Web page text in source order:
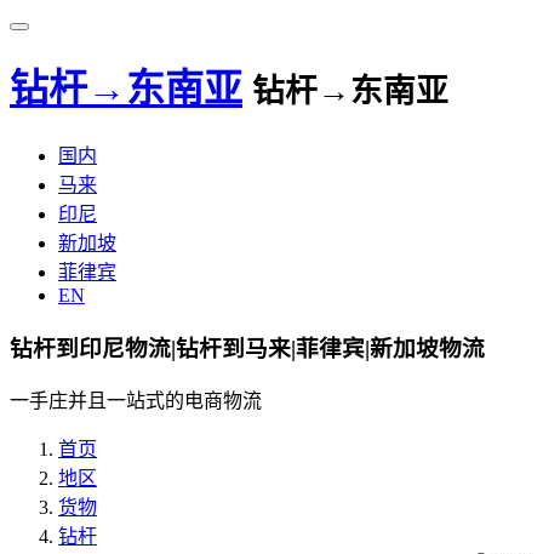
钻杆→东南亚 钻杆→东南亚
国内
马来
印尼
新加坡
菲律宾
EN
钻杆到印尼物流|钻杆到马来|菲律宾|新加坡物流
一手庄并且一站式的电商物流
首页
地区
货物
钻杆